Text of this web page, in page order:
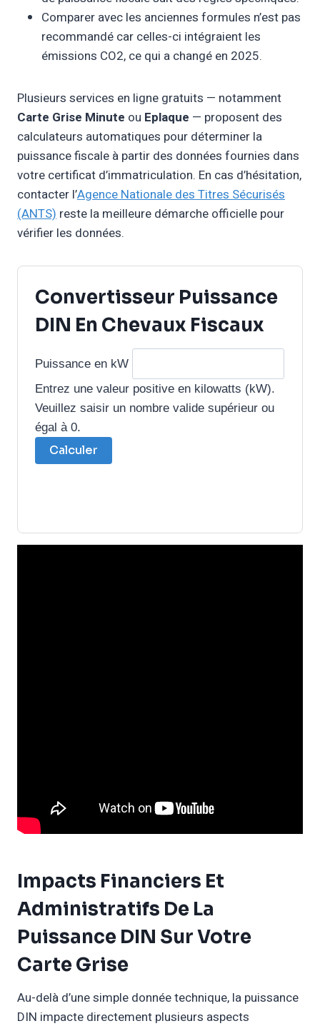
Comparer avec les anciennes formules n’est pas
recommandé car celles-ci intégraient les
émissions CO2, ce qui a changé en 2025.
Plusieurs services en ligne gratuits — notamment
Carte Grise Minute ou Eplaque — proposent des
calculateurs automatiques pour déterminer la
puissance fiscale à partir des données fournies dans
votre certificat d’immatriculation. En cas d’hésitation,
contacter l’Agence Nationale des Titres Sécurisés
(ANTS) reste la meilleure démarche officielle pour
vérifier les données.
Convertisseur Puissance
DIN En Chevaux Fiscaux
Puissance en kW
Entrez une valeur positive en kilowatts (kW).
Veuillez saisir un nombre valide supérieur ou
égal à 0.
Calculer
Impacts Financiers Et
Administratifs De La
Puissance DIN Sur Votre
Carte Grise
Au-delà d’une simple donnée technique, la puissance
DIN impacte directement plusieurs aspects